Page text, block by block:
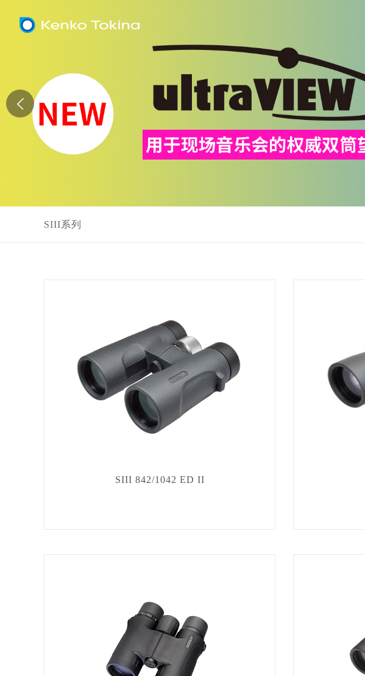
SIII系列
SIII 842/1042 ED II